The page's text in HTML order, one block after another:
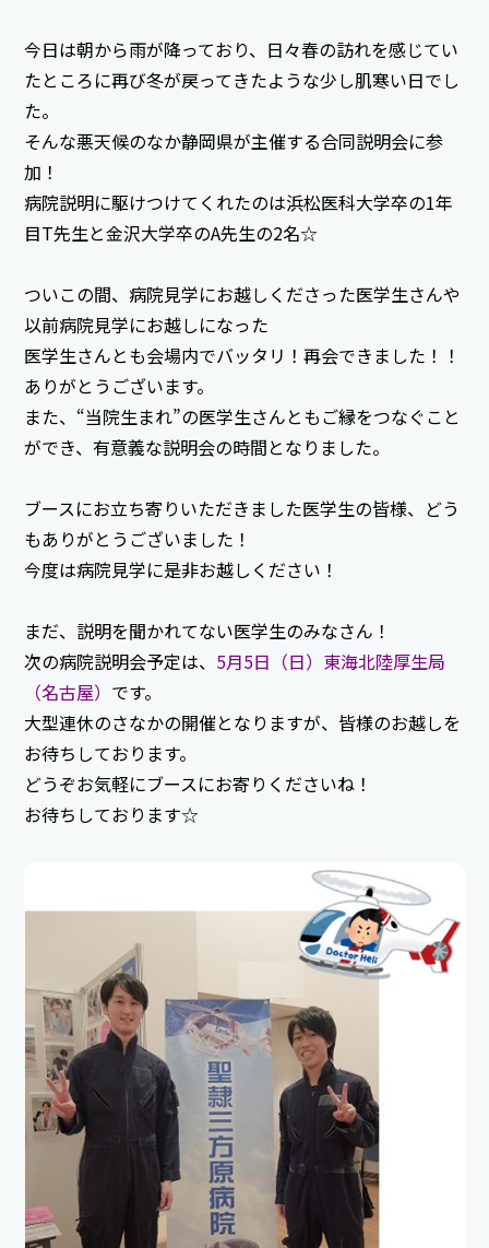
今日は朝から雨が降っており、日々春の訪れを感じてい
たところに再び冬が戻ってきたような少し肌寒い日でし
た。
そんな悪天候のなか静岡県が主催する合同説明会に参
加！
病院説明に駆けつけてくれたのは浜松医科大学卒の1年
目T先生と金沢大学卒のA先生の2名☆
ついこの間、病院見学にお越しくださった医学生さんや
以前病院見学にお越しになった
医学生さんとも会場内でバッタリ！再会できました！！
ありがとうございます。
また、“当院生まれ”の医学生さんともご縁をつなぐこと
ができ、有意義な説明会の時間となりました。
ブースにお立ち寄りいただきました医学生の皆様、どう
もありがとうございました！
今度は病院見学に是非お越しください！
まだ、説明を聞かれてない医学生のみなさん！
次の病院説明会予定は、 5月5日（日）東海北陸厚生局
（名古屋） です。
大型連休のさなかの開催となりますが、皆様のお越しを
お待ちしております。
どうぞお気軽にブースにお寄りくださいね！
お待ちしております☆